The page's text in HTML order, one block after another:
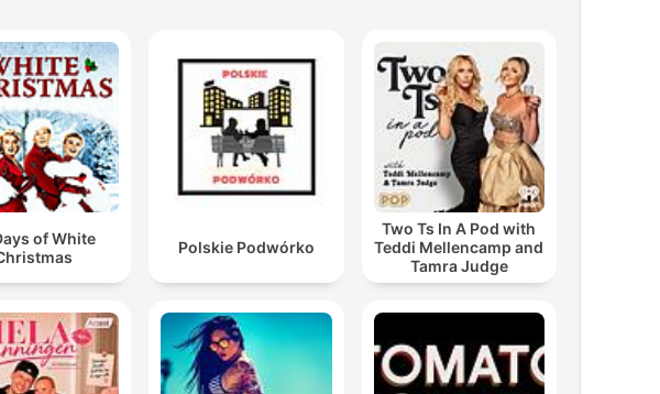
of White
Polskie Podwórko
Two Ts In A Pod with
Teddi Mellencamp and
Tamra Judge